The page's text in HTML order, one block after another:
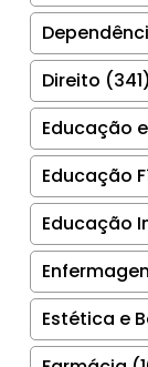
Direito (341)
Educação
Educação
Educação
Estética e